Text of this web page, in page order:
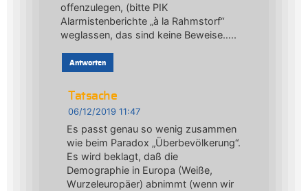
offenzulegen, (bitte PIK
Alarmistenberichte „à la Rahmstorf“
weglassen, das sind keine Beweise…..
Antworten
Tatsache
06/12/2019 11:47
Es passt genau so wenig zusammen
wie beim Paradox „Überbevölkerung“.
Es wird beklagt, daß die
Demographie in Europa (Weiße,
Wurzeleuropäer) abnimmt (wenn wir